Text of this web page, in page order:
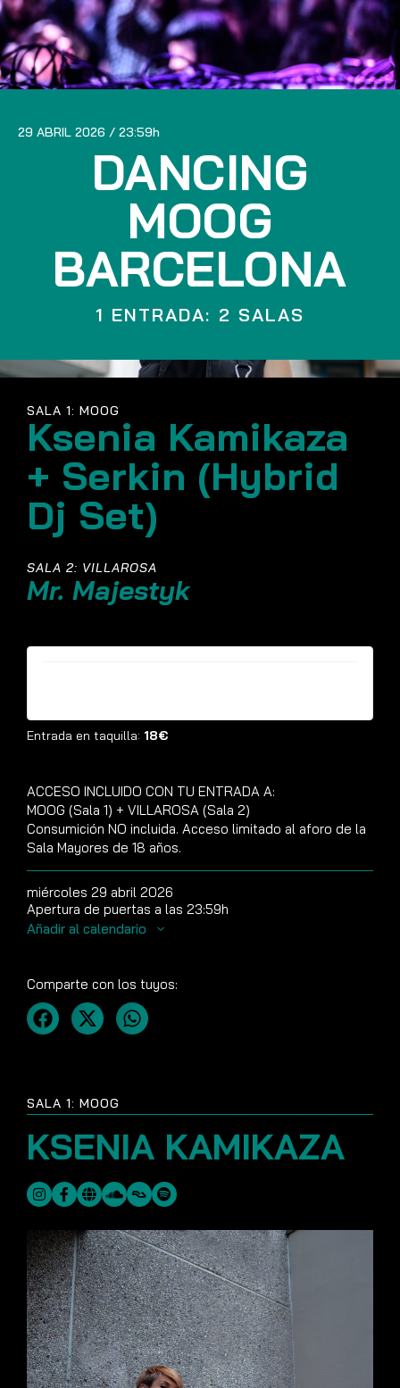
29 ABRIL 2026 23:59
DANCING
MOOG
BARCELONA
1 ENTRADA: 2 SALAS
SALA 1: MOOG
KSENIA KAMIKAZA
SALA 1: MOOG
Ksenia Kamikaza
+ Serkin (Hybrid
Dj Set)
SALA 2: VILLAROSA
Mr. Majestyk
Entrada en taquilla: 18€
ACCESO INCLUIDO CON TU ENTRADA A:
MOOG (Sala 1) + VILLAROSA (Sala 2)
Consumición NO incluida. Acceso limitado al aforo de la
Sala Mayores de 18 años.
miércoles 29 abril 2026
Apertura de puertas a las 23:59h
Añadir al calendario
Comparte con los tuyos: